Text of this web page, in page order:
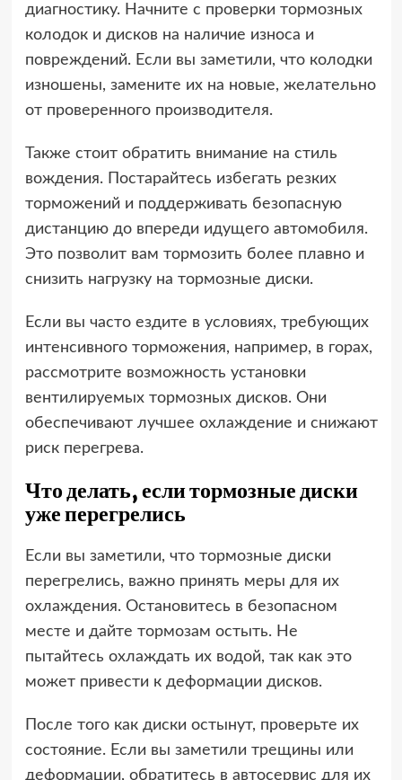
диагностику. Начните с проверки тормозных
колодок и дисков на наличие износа и
повреждений. Если вы заметили, что колодки
изношены, замените их на новые, желательно
от проверенного производителя.
Также стоит обратить внимание на стиль
вождения. Постарайтесь избегать резких
торможений и поддерживать безопасную
дистанцию до впереди идущего автомобиля.
Это позволит вам тормозить более плавно и
снизить нагрузку на тормозные диски.
Если вы часто ездите в условиях, требующих
интенсивного торможения, например, в горах,
рассмотрите возможность установки
вентилируемых тормозных дисков. Они
обеспечивают лучшее охлаждение и снижают
риск перегрева.
Что делать, если тормозные диски
уже перегрелись
Если вы заметили, что тормозные диски
перегрелись, важно принять меры для их
охлаждения. Остановитесь в безопасном
месте и дайте тормозам остыть. Не
пытайтесь охлаждать их водой, так как это
может привести к деформации дисков.
После того как диски остынут, проверьте их
состояние. Если вы заметили трещины или
деформации, обратитесь в автосервис для их